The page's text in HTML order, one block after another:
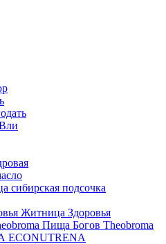
сибирская подсочка
Житница Здоровья
Пища Богов Theobroma
ECONUTRENA